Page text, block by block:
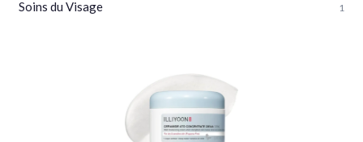
Soins du Visage 1